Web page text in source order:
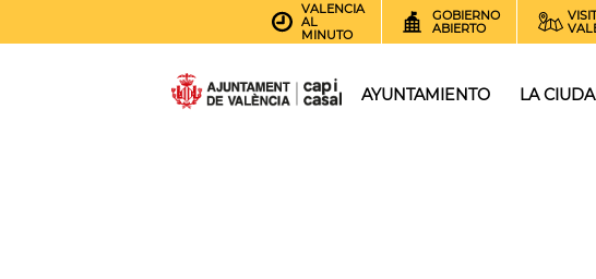
VALENCIA
AL
MINUTO
GOBIERNO
ABIERTO
AYUNTAMIENTO LA